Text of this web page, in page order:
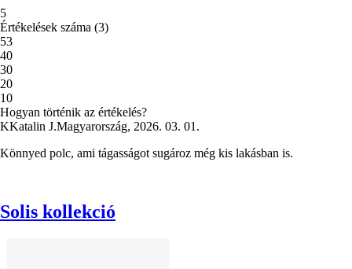
5
Értékelések száma (3)
53
40
30
20
10
Hogyan történik az értékelés?
KKatalin J.Magyarország, 2026. 03. 01.
Könnyed polc, ami tágasságot sugároz még kis lakásban is.
Solis kollekció